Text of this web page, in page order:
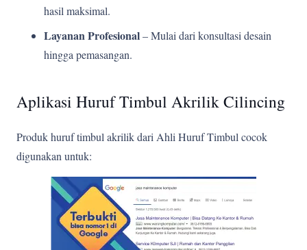
hasil maksimal.
Layanan Profesional– Mulai dari konsultasi desain
hingga pemasangan.
Aplikasi Huruf Timbul Akrilik Cilincing
Produk huruf timbul akrilik dari Ahli Huruf Timbul cocok
digunakan untuk: